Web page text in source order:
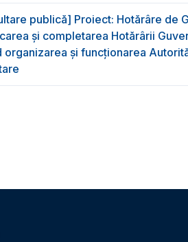
publică] Proiect: Hotărâre de
și completarea Hotărârii
organizarea şi funcţionarea